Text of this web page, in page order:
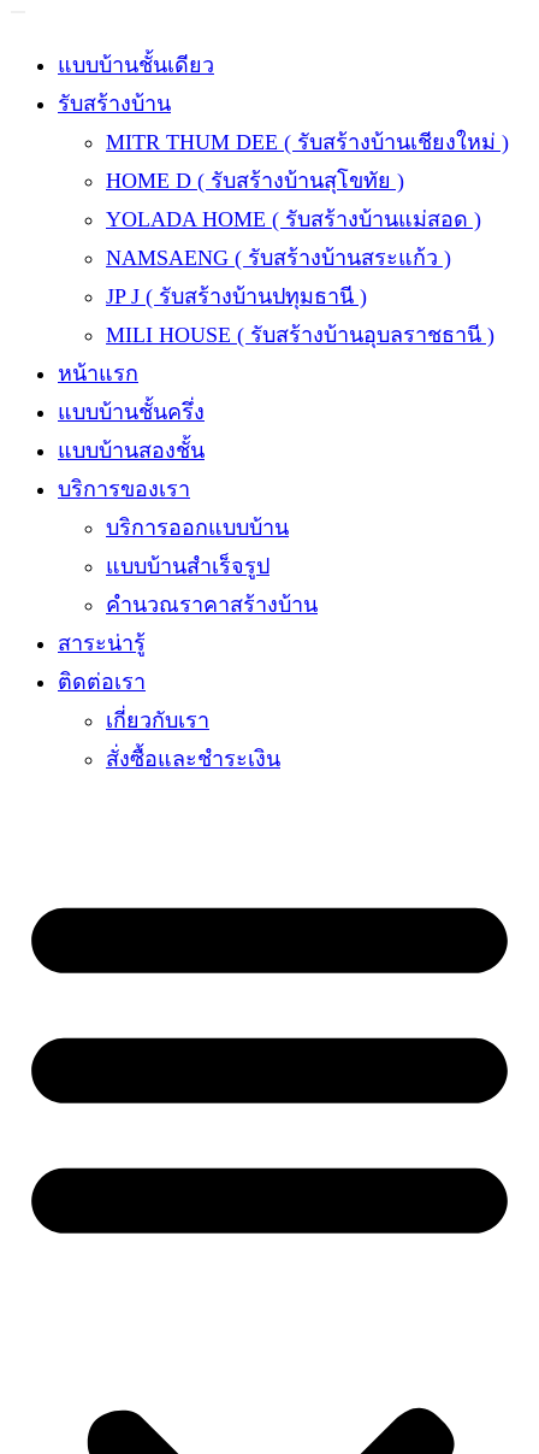
แบบบ้านชั้นเดียว
รับสร้างบ้าน
MITR THUM DEE ( รับสร้างบ้านเชียงใหม่ )
HOME D ( รับสร้างบ้านสุโขทัย )
YOLADA HOME ( รับสร้างบ้านแม่สอด )
NAMSAENG ( รับสร้างบ้านสระแก้ว )
JP J ( รับสร้างบ้านปทุมธานี )
MILI HOUSE ( รับสร้างบ้านอุบลราชธานี )
หน้าแรก
แบบบ้านชั้นครึ่ง
แบบบ้านสองชั้น
บริการของเรา
บริการออกแบบบ้าน
แบบบ้านสำเร็จรูป
คำนวณราคาสร้างบ้าน
สาระน่ารู้
ติดต่อเรา
เกี่ยวกับเรา
สั่งซื้อและชำระเงิน